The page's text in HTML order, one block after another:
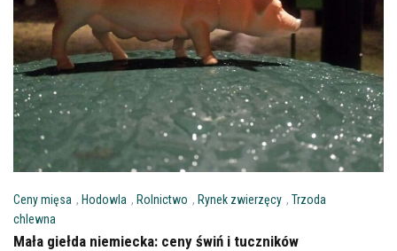
Ceny mięsa , Hodowla , Rolnictwo , Rynek zwierzęcy , Trzoda
chlewna
Mała giełda niemiecka: ceny świń i tuczników